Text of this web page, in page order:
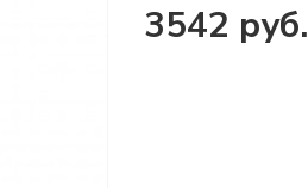
3542 руб.